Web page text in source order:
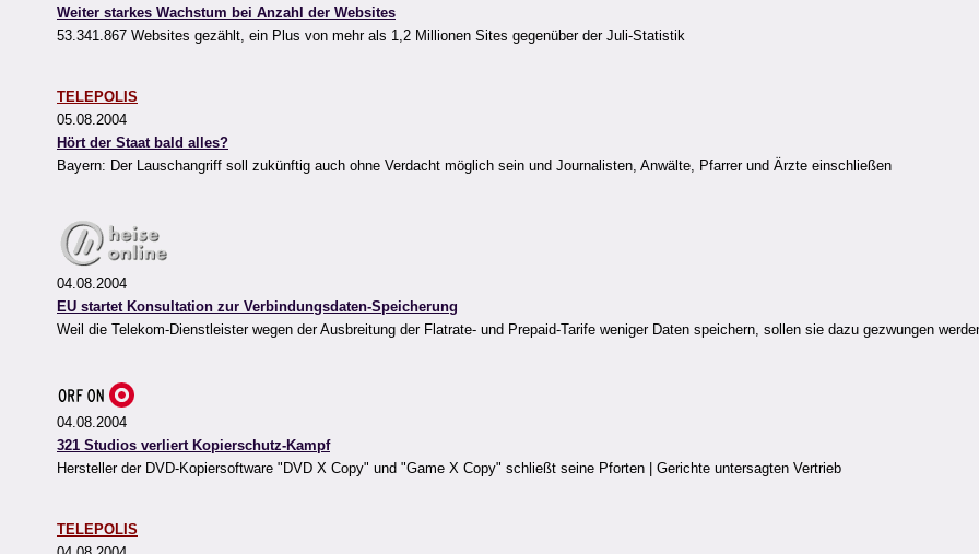
Weiter starkes Wachstum bei Anzahl der Websites
53.341.867 Websites gezählt, ein Plus von mehr als 1,2 Millionen Sites gegenüber der Juli-Statistik
TELEPOLIS
05.08.2004
Hört der Staat bald alles?
Bayern: Der Lauschangriff soll zukünftig auch ohne Verdacht möglich sein und Journalisten, Anwälte, Pfarrer und Ärzte einschließen
04.08.2004
EU startet Konsultation zur Verbindungsdaten-Speicherung
Weil die Telekom-Dienstleister wegen der Ausbreitung der Flatrate- und Prepaid-Tarife weniger Daten speichern, sollen sie dazu gezwungen
04.08.2004
321 Studios verliert Kopierschutz-Kampf
Hersteller der DVD-Kopiersoftware "DVD X Copy" und "Game X Copy" schließt seine Pforten | Gerichte untersagten Vertrieb
TELEPOLIS